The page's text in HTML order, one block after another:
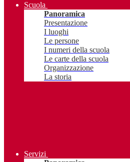
Scuola
Panoramica
Presentazione
I luoghi
Le persone
I numeri della scuola
Le carte della scuola
Organizzazione
La storia
Servizi